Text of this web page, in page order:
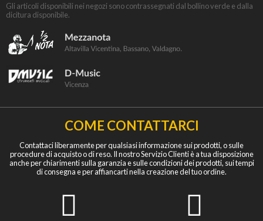
Gli articoli disponibili nei negozi sono contrassegnati dal bollino verde e dalla
dicitura disponibile.
COME CONTATTARCI
Contattaci liberamente per qualsiasi informazione sui prodotti, o sulle
procedure di acquisto o di reso. Il nostro Servizio Clienti è a tua disposizione
anche per chiarimenti sulla garanzia e sulle condizioni dei prodotti, sui tempi
di consegna e per affiancarti nella creazione del tuo ordine.